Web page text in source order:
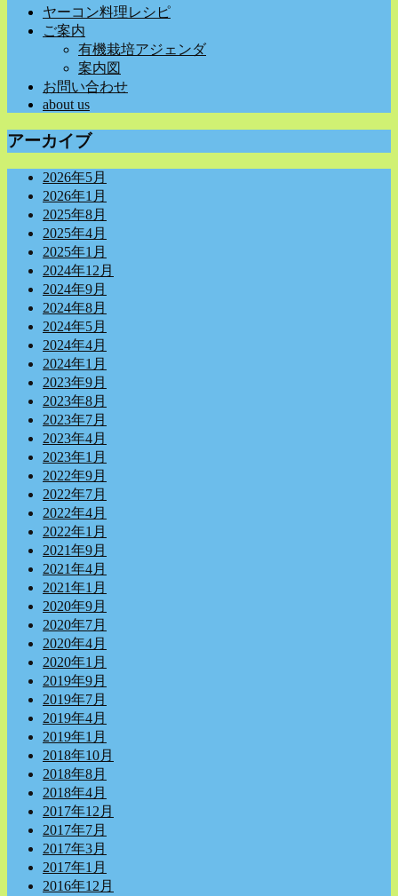
ヤーコン料理レシピ
ご案内
有機栽培アジェンダ
案内図
お問い合わせ
about us
アーカイブ
2026年5月
2026年1月
2025年8月
2025年4月
2025年1月
2024年12月
2024年9月
2024年8月
2024年5月
2024年4月
2024年1月
2023年9月
2023年8月
2023年7月
2023年4月
2023年1月
2022年9月
2022年7月
2022年4月
2022年1月
2021年9月
2021年4月
2021年1月
2020年9月
2020年7月
2020年4月
2020年1月
2019年9月
2019年7月
2019年4月
2019年1月
2018年10月
2018年8月
2018年4月
2017年12月
2017年7月
2017年3月
2017年1月
2016年12月